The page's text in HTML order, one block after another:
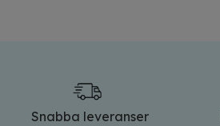
Snabba leveranser